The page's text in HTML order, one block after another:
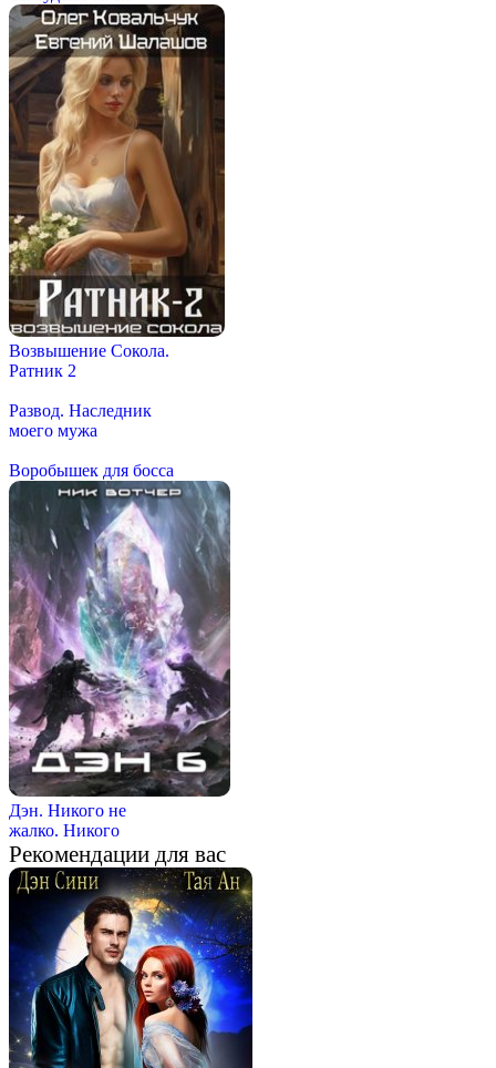
Возвышение Сокола.
Ратник 2
Развод. Наследник
моего мужа
Воробышек для босса
Дэн. Никого не
жалко. Никого
Рекомендации для вас